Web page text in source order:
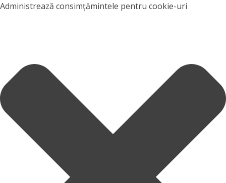
Administrează consimțămintele pentru cookie-uri